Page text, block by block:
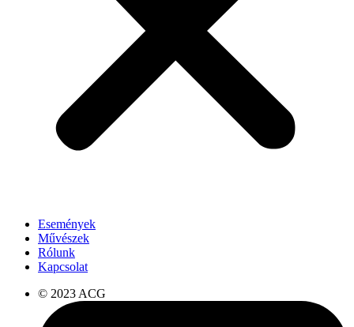
Események
Művészek
Rólunk
Kapcsolat
© 2023 ACG